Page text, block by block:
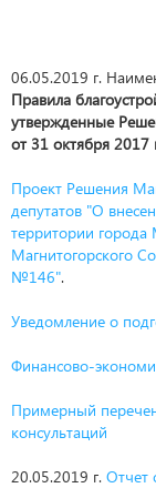
06.05.2019 г.
Правила
утвержденные
от 31 октября
Проект Решения
депутатов "О
территории
Магнитогорского
№146".
Уведомление о
Финансово-
Примерный
консультаций
20.05.2019 г. Отчет